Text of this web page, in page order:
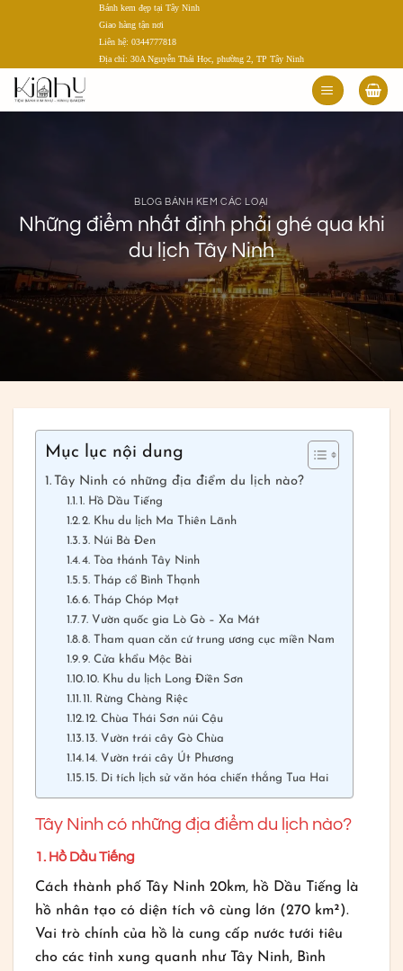
dung
Bánh kem đẹp tại Tây Ninh
Giao hàng tận nơi
Liên hệ: 0344777818
Địa chỉ: 30A Nguyễn Thái Học, phường 2, TP Tây Ninh
BLOG BÁNH KEM CÁC LOẠI
Những điểm nhất định phải ghé qua khi
du lịch Tây Ninh
Mục lục nội dung
Tây Ninh có những địa điểm du lịch nào?
1. Hồ Dầu Tiếng
2. Khu du lịch Ma Thiên Lãnh
3. Núi Bà Đen
4. Tòa thánh Tây Ninh
5. Tháp cổ Bình Thạnh
6. Tháp Chóp Mạt
7. Vườn quốc gia Lò Gò – Xa Mát
8. Tham quan căn cứ trung ương cục miền Nam
9. Cửa khẩu Mộc Bài
10. Khu du lịch Long Điền Sơn
11. Rừng Chàng Riệc
12. Chùa Thái Sơn núi Cậu
13. Vườn trái cây Gò Chùa
14. Vườn trái cây Út Phương
15. Di tích lịch sử văn hóa chiến thắng Tua Hai
Tây Ninh có những địa điểm du lịch nào?
1. Hồ Dầu Tiếng
Cách thành phố Tây Ninh 20km, hồ Dầu Tiếng là
hồ nhân tạo có diện tích vô cùng lớn (270 km²).
Vai trò chính của hồ là cung cấp nước tưới tiêu
cho các tỉnh xung quanh như Tây Ninh, Bình